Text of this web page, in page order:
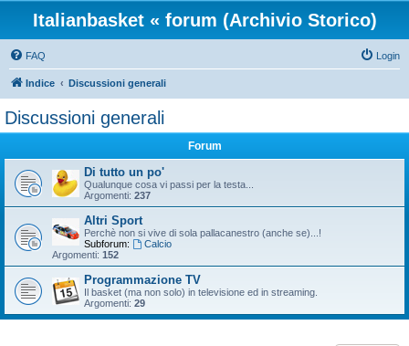
Italianbasket « forum (Archivio Storico)
FAQ Login
Indice Discussioni generali
Discussioni generali
Forum
Di tutto un po'
Qualunque cosa vi passi per la testa...
Argomenti: 237
Altri Sport
Perchè non si vive di sola pallacanestro (anche se)...!
Subforum:
Calcio
Argomenti: 152
Programmazione TV
Il basket (ma non solo) in televisione ed in streaming.
Argomenti: 29